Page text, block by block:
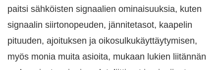
paitsi sähköisten signaalien ominaisuuksia, kuten
signaalin siirtonopeuden, jännitetasot, kaapelin
pituuden, ajoituksen ja oikosulkukäyttäytymisen,
myös monia muita asioita, mukaan lukien liitännän